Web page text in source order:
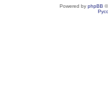
Powered by phpBB